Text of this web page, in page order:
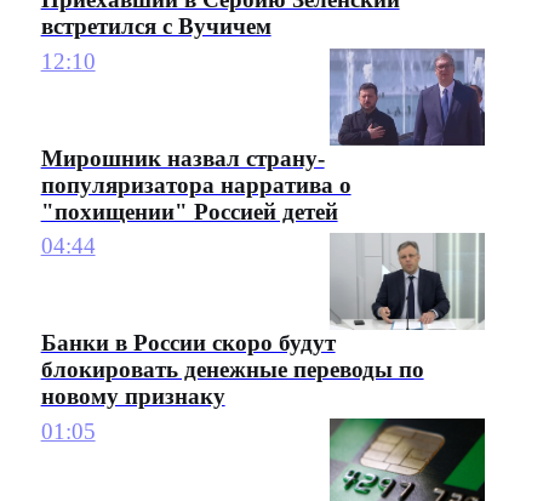
встретился с Вучичем
12:10
Мирошник назвал страну-
популяризатора нарратива о
"похищении" Россией детей
04:44
Банки в России скоро будут
блокировать денежные переводы по
новому признаку
01:05